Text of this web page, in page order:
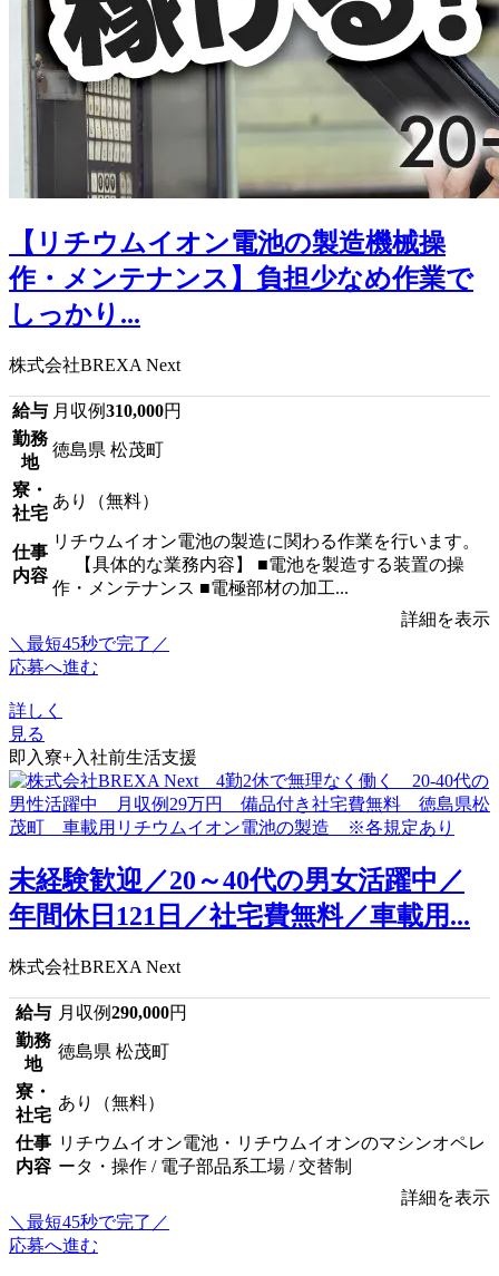
【リチウムイオン電池の製造機械操
作・メンテナンス】負担少なめ作業で
しっかり...
株式会社BREXA Next
給与 月収例310,000円
勤務
地
徳島県 松茂町
寮・
社宅
あり（無料）
仕事
内容
リチウムイオン電池の製造に関わる作業を行います。
【具体的な業務内容】 ■電池を製造する装置の操
作・メンテナンス ■電極部材の加工...
詳細を表示
＼最短45秒で完了／
応募へ進む
詳しく
見る
即入寮+入社前生活支援
未経験歓迎／20～40代の男女活躍中／
年間休日121日／社宅費無料／車載用...
株式会社BREXA Next
給与 月収例290,000円
勤務
地
徳島県 松茂町
寮・
社宅
あり（無料）
仕事
内容
リチウムイオン電池・リチウムイオンのマシンオペレ
ータ・操作 / 電子部品系工場 / 交替制
詳細を表示
＼最短45秒で完了／
応募へ進む